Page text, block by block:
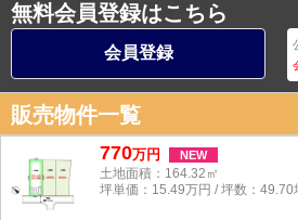
無料会員登録はこちら
会員登録
販売物件一覧
770万円 NEW
土地面積：164.32㎡
坪単価：15.49万円 / 坪数：49.70